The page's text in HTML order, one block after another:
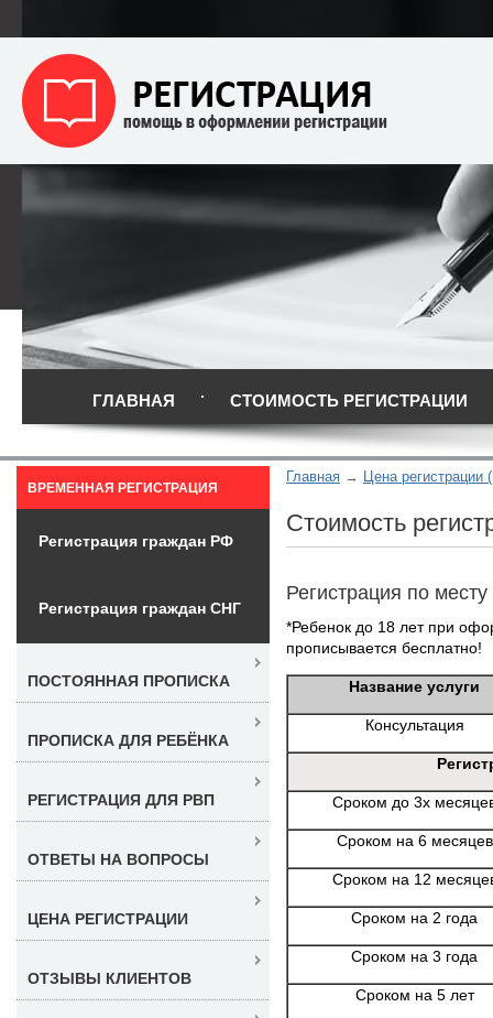
ГЛАВНАЯ СТОИМОСТЬ РЕГИСТРАЦИИ
Главная Цена регистрации
Стоимость
Регистрация по
*Ребенок до 18 лет при
прописывается бесплатно!
Название услуги
Консультация
Сроком до 3х
Сроком на 6 месяцев
Сроком на 12
Сроком на 2 года
Сроком на 3 года
Сроком на 5 лет
ВРЕМЕННАЯ РЕГИСТРАЦИЯ
Регистрация граждан РФ
Регистрация граждан СНГ
ПОСТОЯННАЯ ПРОПИСКА
ПРОПИСКА ДЛЯ РЕБЁНКА
РЕГИСТРАЦИЯ ДЛЯ РВП
ОТВЕТЫ НА ВОПРОСЫ
ЦЕНА РЕГИСТРАЦИИ
ОТЗЫВЫ КЛИЕНТОВ